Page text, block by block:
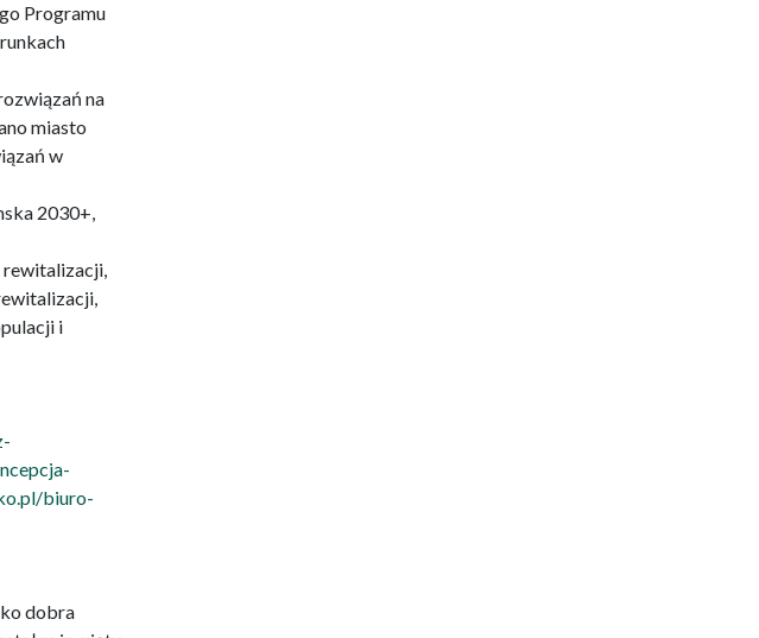
Programu
na
miasto
w
2030+,
i
biuro-
dobra